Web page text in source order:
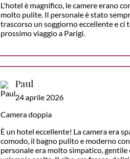
L'hotel è magnifico, le camere erano
molto pulite. Il personale è stato
trascorso un soggiorno eccellente e
prossimo viaggio a Parigi.
Paul
24 aprile 2026
Camera doppia
È un hotel eccellente! La camera era
comodo, il bagno pulito e moderno
personale era molto simpatico,